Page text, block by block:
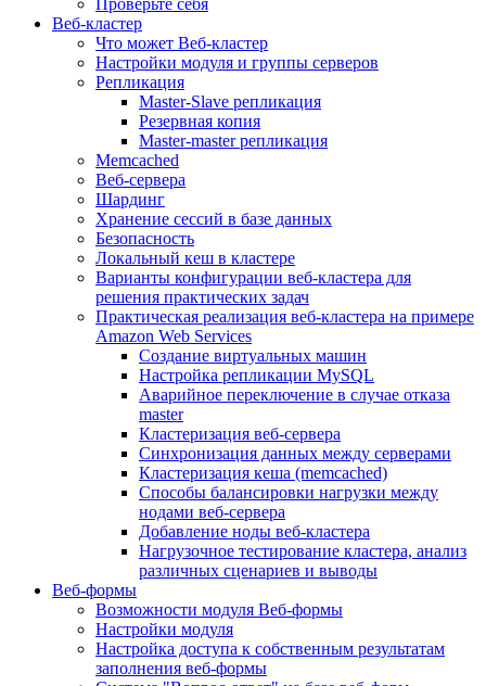
Проверьте себя
Веб-кластер
Что может Веб-кластер
Настройки модуля и группы серверов
Репликация
Master-Slave репликация
Резервная копия
Master-master репликация
Memcached
Веб-сервера
Шардинг
Хранение сессий в базе данных
Безопасность
Локальный кеш в кластере
Варианты конфигурации веб-кластера для
решения практических задач
Практическая реализация веб-кластера на примере
Amazon Web Services
Создание виртуальных машин
Настройка репликации MySQL
Аварийное переключение в случае отказа
master
Кластеризация веб-сервера
Синхронизация данных между серверами
Кластеризация кеша (memcached)
Способы балансировки нагрузки между
нодами веб-сервера
Добавление ноды веб-кластера
Нагрузочное тестирование кластера, анализ
различных сценариев и выводы
Веб-формы
Возможности модуля Веб-формы
Настройки модуля
Настройка доступа к собственным результатам
заполнения веб-формы